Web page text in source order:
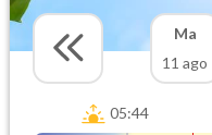
Ma
11 ago
05:44